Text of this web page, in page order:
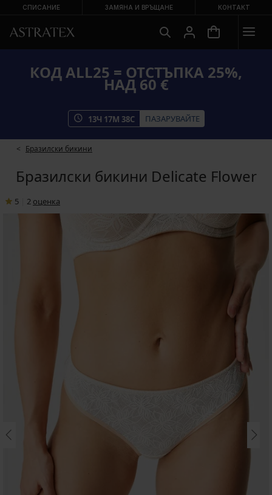
СПИСАНИЕ ЗАМЯНА И ВРЪЩАНЕ КОНТАКТ
КОД ALL25 = ОТСТЪПКА 25%,
НАД 60 €
13Ч 17М 37С ПАЗАРУВАЙТЕ
Бразилски бикини
Бразилски бикини Delicate Flower
5 2 oценка